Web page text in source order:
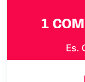
1
Es.